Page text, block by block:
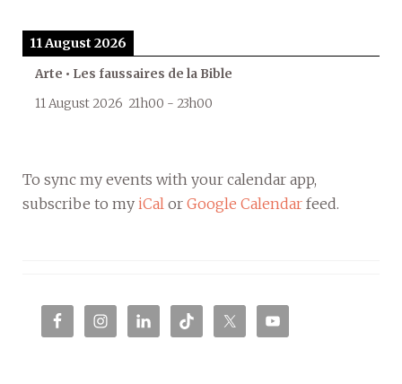
11 August 2026
Arte • Les faussaires de la Bible
11 August 2026 21h00 - 23h00
To sync my events with your calendar app,
subscribe to my iCal or Google Calendar feed.